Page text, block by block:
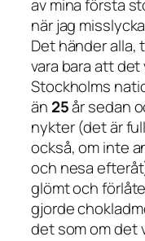
av mina första
när jag
Det händer alla,
vara bara att
Stockholms
än 25år sedan
nykter (det är
också, om inte
och nesa
glömt och
gjorde
det som om det